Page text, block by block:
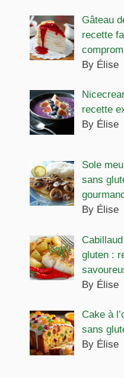
Gâteau
recette
By Élise
recette
By Élise
Sole
sans
By Élise
gluten :
By Élise
Cake à
sans
By Élise